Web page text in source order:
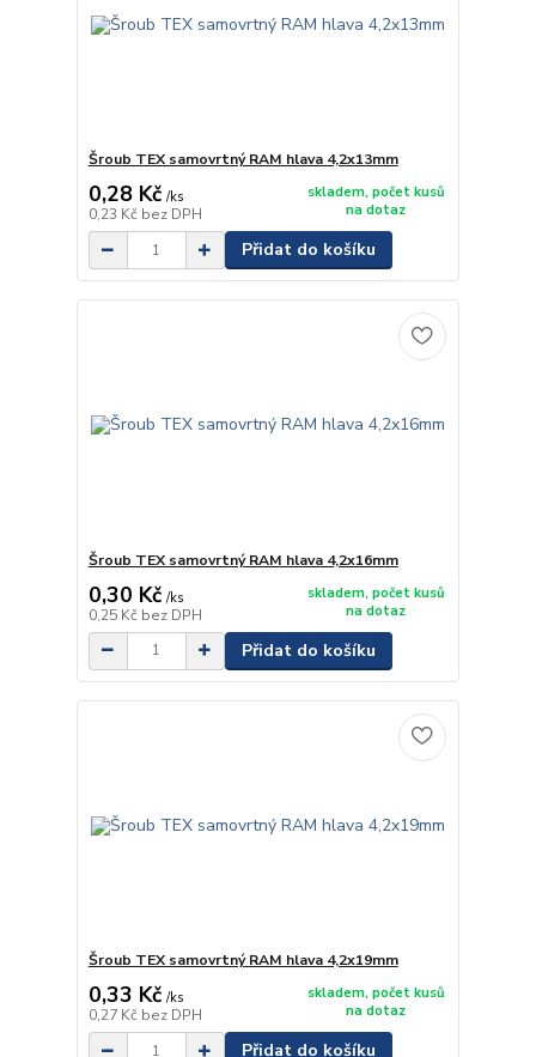
Šroub TEX samovrtný RAM hlava 4,2x13mm
0,28 Kč /ks
0,23 Kč bez DPH
skladem, počet kusů
na dotaz
Přidat do košíku
Šroub TEX samovrtný RAM hlava 4,2x16mm
0,30 Kč /ks
0,25 Kč bez DPH
skladem, počet kusů
na dotaz
Přidat do košíku
Šroub TEX samovrtný RAM hlava 4,2x19mm
0,33 Kč /ks
0,27 Kč bez DPH
skladem, počet kusů
na dotaz
Přidat do košíku